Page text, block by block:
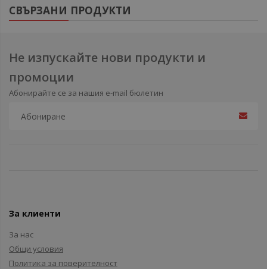
СВЪРЗАНИ ПРОДУКТИ
Не изпускайте нови продукти и
промоции
Абонирайте се за нашия e-mail бюлетин
За клиенти
За нас
Общи условия
Политика за поверителност